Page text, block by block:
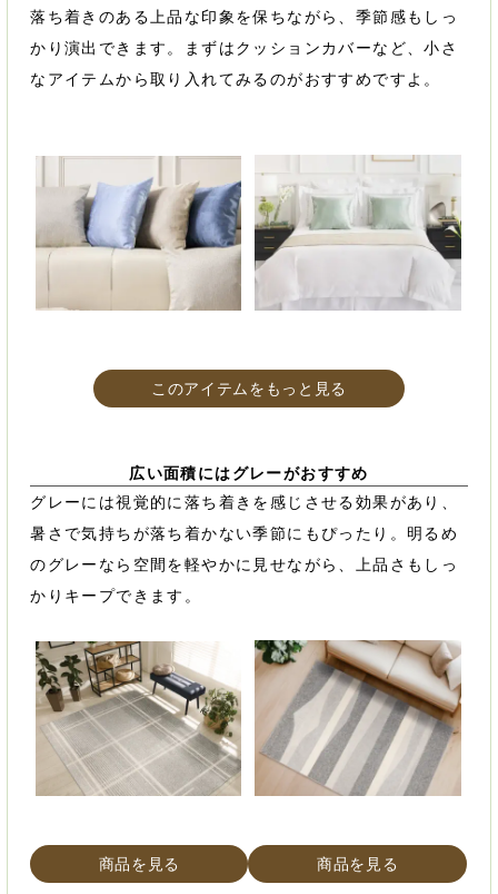
落ち着きのある上品な印象を保ちながら、季節感もしっ
かり演出できます。まずはクッションカバーなど、小さ
なアイテムから取り入れてみるのがおすすめですよ。
このアイテムをもっと見る
広い面積にはグレーがおすすめ
グレーには視覚的に落ち着きを感じさせる効果があり、
暑さで気持ちが落ち着かない季節にもぴったり。明るめ
のグレーなら空間を軽やかに見せながら、上品さもしっ
かりキープできます。
商品を見る 商品を見る